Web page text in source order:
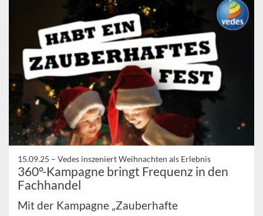
15.09.25 – Vedes inszeniert Weihnachten als Erlebnis
360°-Kampagne bringt Frequenz in den
Fachhandel
Mit der Kampagne „Zauberhafte